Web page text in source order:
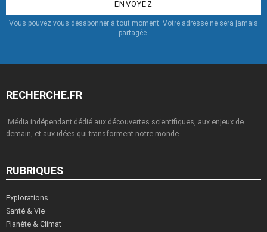
Vous pouvez vous désabonner à tout moment. Votre adresse ne sera jamais
partagée.
RECHERCHE.FR
Média indépendant dédié aux découvertes scientifiques, aux enjeux de
demain, et aux idées qui transforment notre monde.
RUBRIQUES
Explorations
Santé & Vie
Planète & Climat